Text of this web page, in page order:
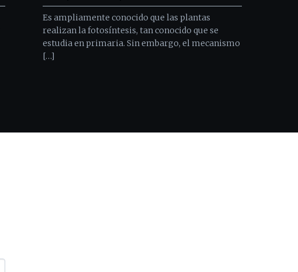
conferencias,
docufórums
y
espectáculos
4
Es ampliamente conocido que las plantas
realizan la fotosíntesis, tan conocido que se
estudia en primaria. Sin embargo, el mecanismo
[…]